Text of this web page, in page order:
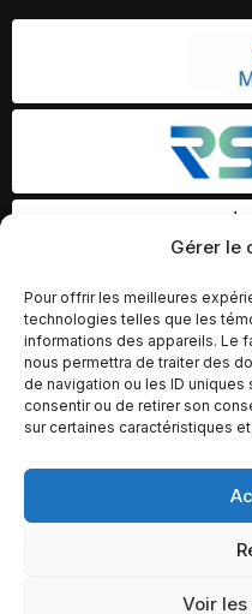
Gérer le
Pour offrir les meilleures
technologies telles que les
informations des appareils. Le
nous permettra de traiter des
de navigation ou les ID
consentir ou de retirer son
sur certaines caractéristiques
Voir
© Copyright 2026 –